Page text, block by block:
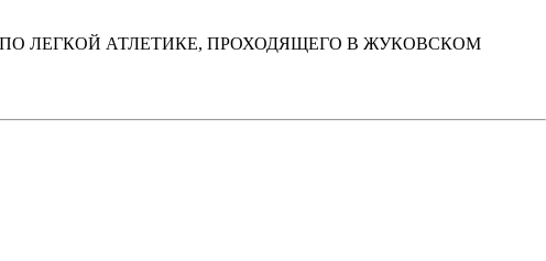
ЛЕГКОЙ АТЛЕТИКЕ, ПРОХОДЯЩЕГО В ЖУКОВСКОМ